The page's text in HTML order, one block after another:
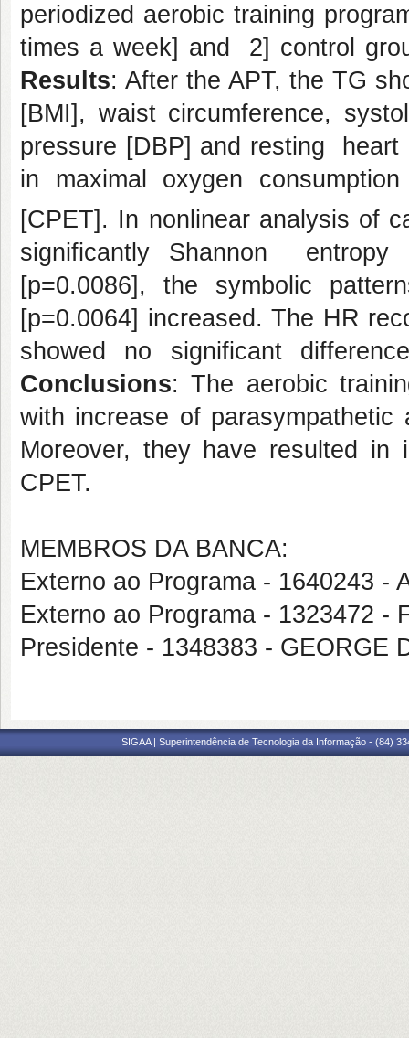
periodized aerobic training
times a week] and 2] control
Results: After the APT, the TG
[BMI], waist circumference,
pressure [DBP] and resting
in maximal oxygen
[CPET]. In nonlinear analysis of
significantly Shannon
[p=0.0086], the symbolic
[p=0.0064] increased. The HR
showed no significant
Conclusions: The aerobic
with increase of
Moreover, they have resulted in
CPET.
MEMBROS DA BANCA:
Externo ao Programa - 1640243 -
Externo ao Programa - 1323472 -
Presidente - 1348383 - GEORGE
SIGAA | Superintendência de Tecnologia da Informação - (84)